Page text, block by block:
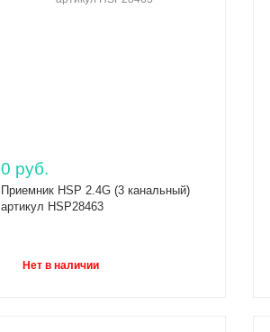
0 руб.
Приемник HSP 2.4G (3 канальный)
артикул HSP28463
Нет в наличии